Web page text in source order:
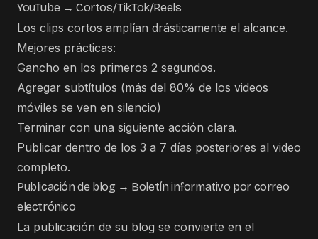
YouTube → Cortos/TikTok/Reels
Los clips cortos amplían drásticamente el alcance.
Mejores prácticas:
Gancho en los primeros 2 segundos.
Agregar subtítulos (más del 80% de los videos
móviles se ven en silencio)
Terminar con una siguiente acción clara.
Publicar dentro de los 3 a 7 días posteriores al video
completo.
Publicación de blog → Boletín informativo por correo
electrónico
La publicación de su blog se convierte en el